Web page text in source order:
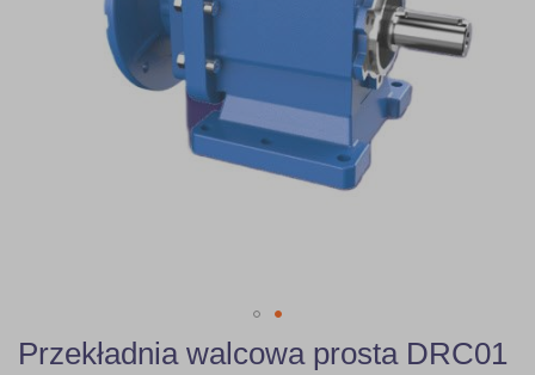
Skip
toPrzekładnia walcowa prosta DRC01